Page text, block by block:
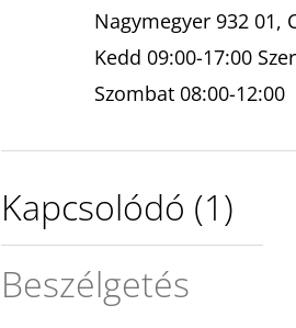
Nagymegyer 932 01,
Kedd 09:00-17:00
Szombat 08:00-12:00
Kapcsolódó (1)
Beszélgetés